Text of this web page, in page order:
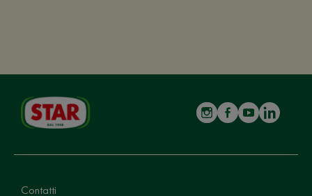
Contatti